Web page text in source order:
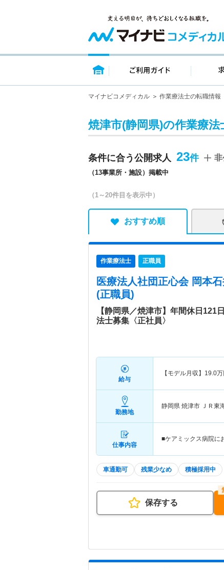
トップページ ご利用ガ
マイナビコメディカル 作業療法士の転職情報
焼津市(静岡県)の作業療法
条件に合う公開求人 23
（13事業所・施設）掲載中
非
（1～20件目を表示中）
おすすめ順
作業療法士 正職員
医療法人社団正心会 岡本
(正職員)
【静岡県／焼津市】年間休日121
法士募集〈正社員〉
給与
【モデル月収】 19.0万
勤務地
静岡県 焼津市 ＪＲ東
仕事内容
■ケアミックス病院に
車通勤可 残業少なめ 積極採用中
保存する